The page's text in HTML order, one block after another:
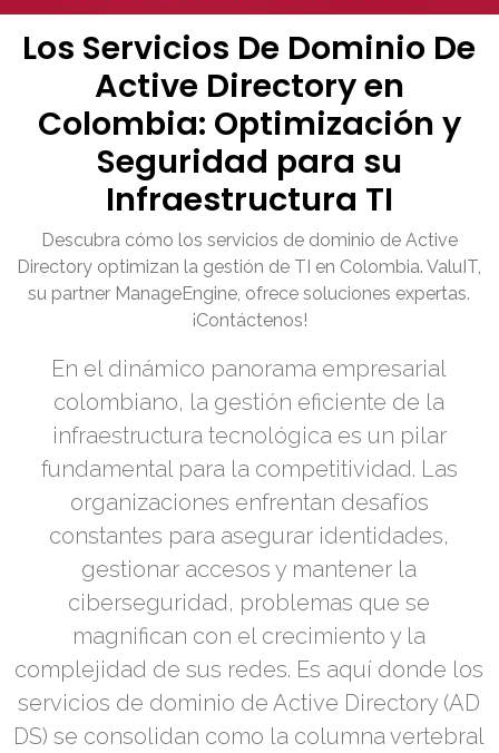
Los Servicios De Dominio De
Active Directory en
Colombia: Optimización y
Seguridad para su
Infraestructura TI
Descubra cómo los servicios de dominio de Active
Directory optimizan la gestión de TI en Colombia. ValuIT,
su partner ManageEngine, ofrece soluciones expertas.
¡Contáctenos!
En el dinámico panorama empresarial
colombiano, la gestión eficiente de la
infraestructura tecnológica es un pilar
fundamental para la competitividad. Las
organizaciones enfrentan desafíos
constantes para asegurar identidades,
gestionar accesos y mantener la
ciberseguridad, problemas que se
magnifican con el crecimiento y la
complejidad de sus redes. Es aquí donde los
servicios de dominio de Active Directory (AD
DS) se consolidan como la columna vertebral